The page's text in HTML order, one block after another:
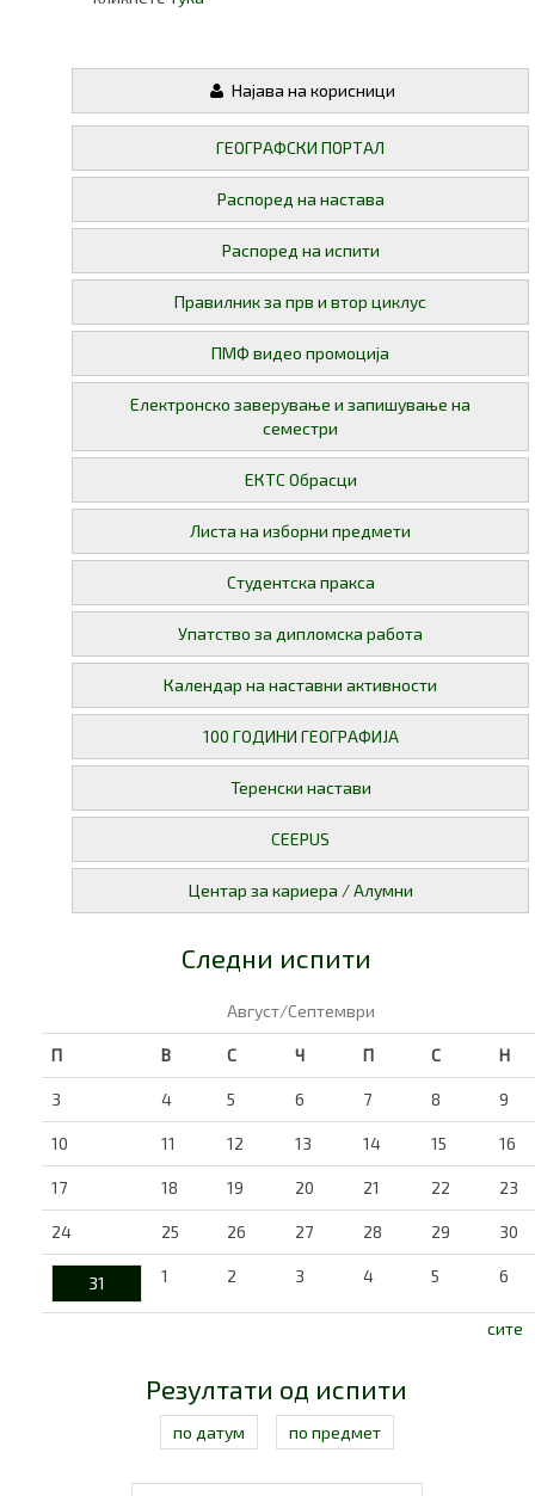
Најава на корисници
ГЕОГРАФСКИ ПОРТАЛ
Распоред на настава
Распоред на испити
Правилник за прв и втор циклус
ПМФ видео промоција
Електронско заверување и запишување на
семестри
ЕКТС Обрасци
Листа на изборни предмети
Студентска пракса
Упатство за дипломска работа
Календар на наставни активности
100 ГОДИНИ ГЕОГРАФИЈА
Теренски настави
CEEPUS
Центар за кариера / Алумни
Следни испити
Август/Септември
П В С Ч П С Н
3 4 5 6 7 8 9
10 11 12 13 14 15 16
17 18 19 20 21 22 23
24 25 26 27 28 29 30
31 1 2 3 4 5 6
сите
Резултати од испити
по датум по предмет